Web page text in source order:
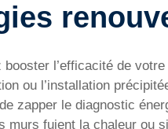
booster l’efficacité de
ou l’installation
zapper le diagnostic
murs fuient la chaleur ou